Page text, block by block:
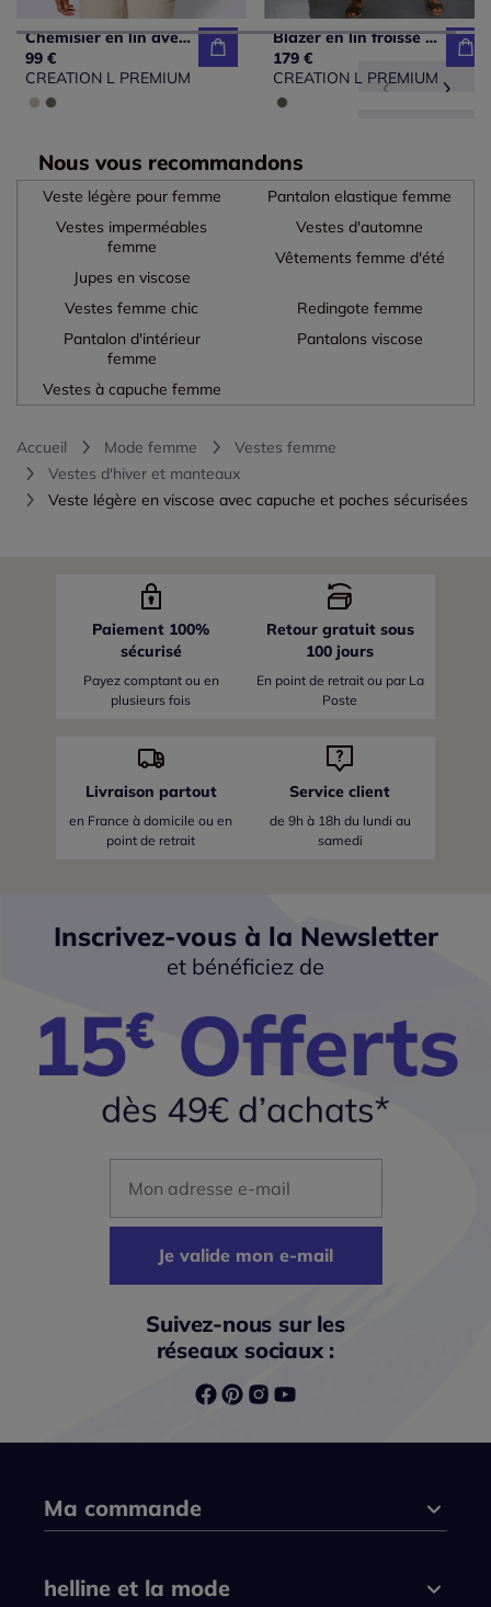
Chemisier en lin avec col V et manches courtes
99 €
CREATION L PREMIUM
Blazer en lin froissé avec poches et col arrondi
179 €
CREATION L PREMIUM
Nous vous recommandons
Veste légère pour femme
Vestes imperméables
femme
Jupes en viscose
Pantalon elastique femme
Vestes d'automne
Vêtements femme d'été
Vestes femme chic
Pantalon d'intérieur
femme
Vestes à capuche femme
Redingote femme
Pantalons viscose
Accueil Mode femme
Vestes femme
Vestes d'hiver et manteaux
Veste légère en viscose avec capuche et poches sécurisées
Paiement 100%
sécurisé
Payez comptant ou en
plusieurs fois
Retour gratuit sous
100 jours
En point de retrait ou par La
Poste
Livraison partout
en France à domicile ou en
point de retrait
Service client
de 9h à 18h du lundi au
samedi
Inscrivez-vous à la Newsletter
et bénéficiez de
Je valide mon e-mail
Suivez-nous sur les
réseaux sociaux :
Ma commande
helline et la mode